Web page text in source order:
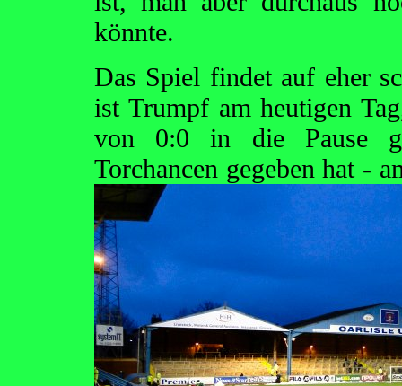
könnte.
Das Spiel findet auf eher
ist Trumpf am heutigen
von 0:0 in die Pause
Torchancen gegebenhat -